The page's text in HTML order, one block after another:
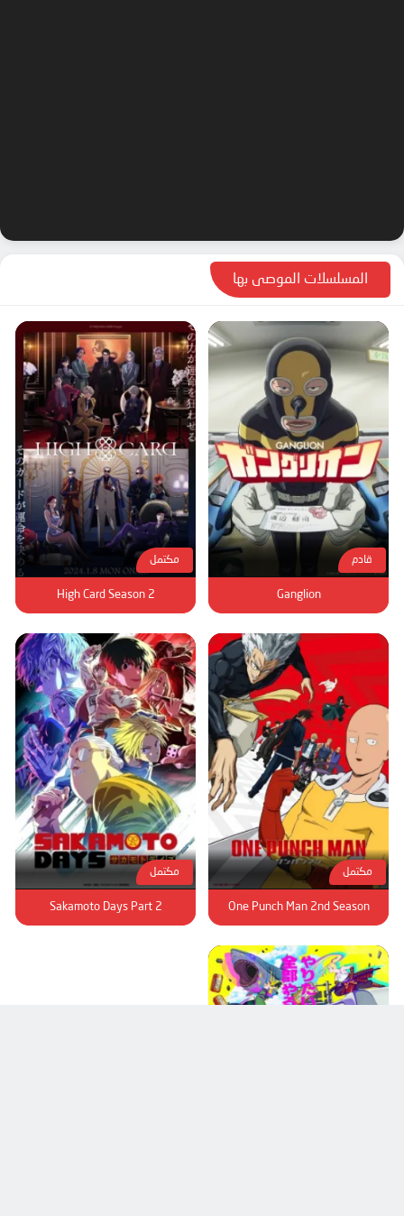
المسلسلات الموصى بها
قادم
Ganglion
مكتمل
High Card Season 2
مكتمل
One Punch Man 2nd Season
مكتمل
Sakamoto Days Part 2